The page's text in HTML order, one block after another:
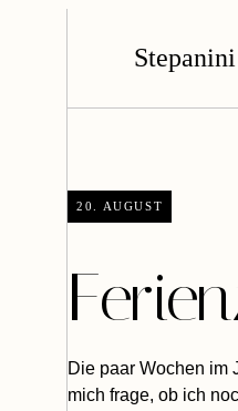
Stepanini
20. AUGUST
Die paar Wochen im
mich frage, ob ich